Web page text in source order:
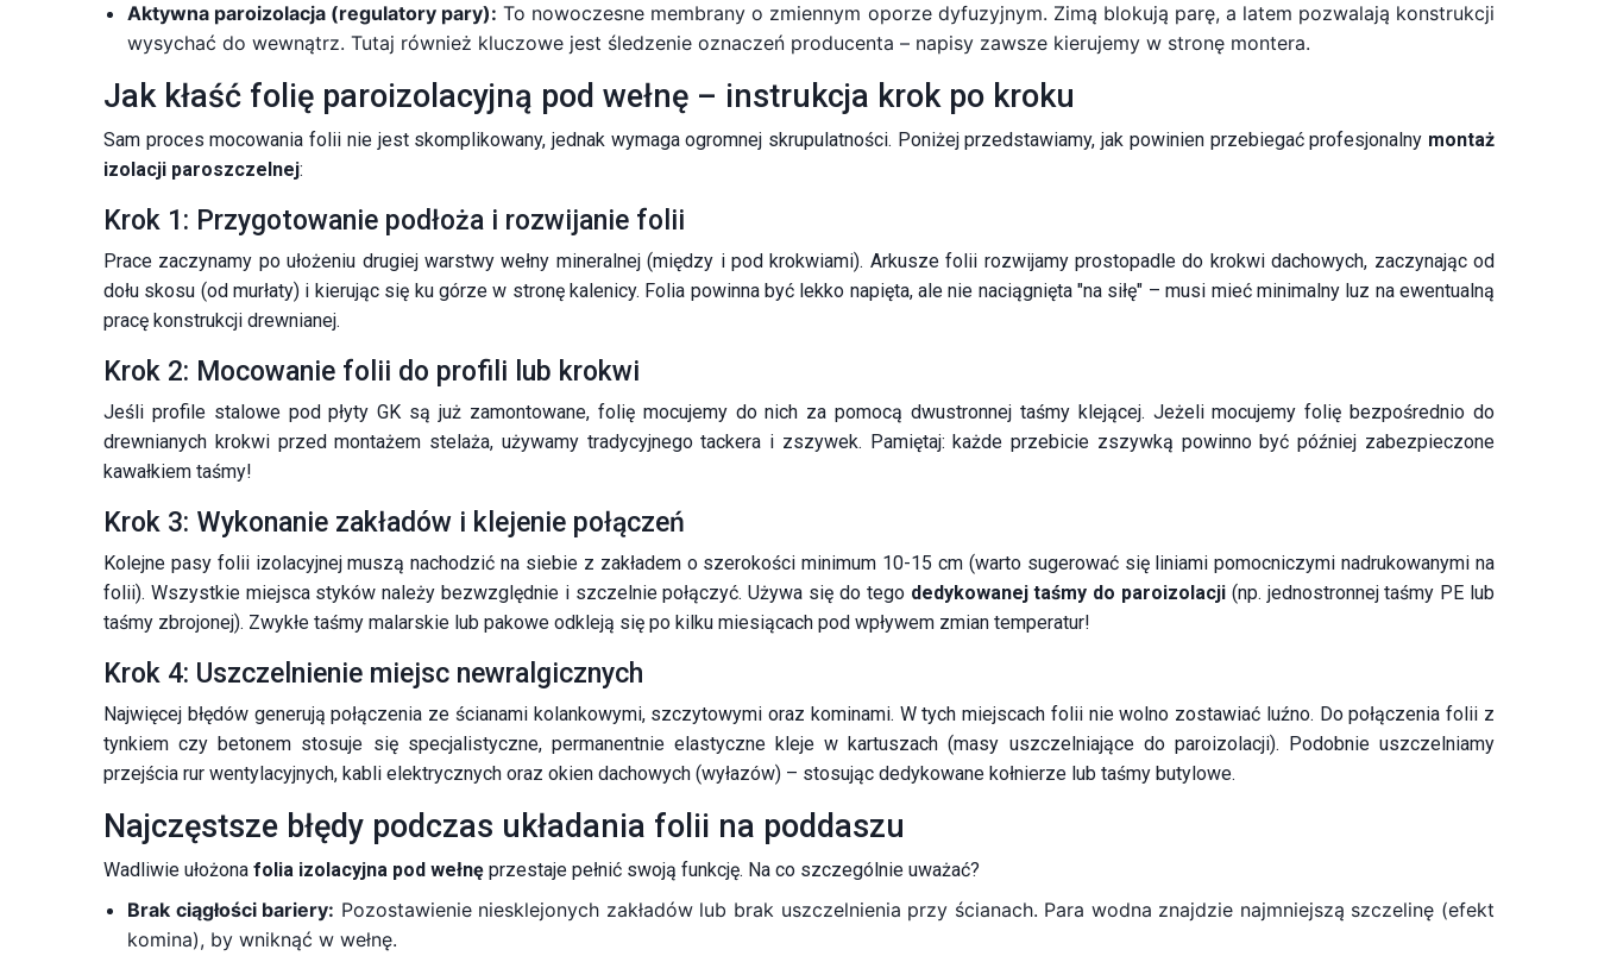
Aktywna paroizolacja (regulatory pary): To nowoczesne membrany o zmiennym oporze dyfuzyjnym. Zimą blokują parę, a latem pozwalają konstrukcji
wysychać do wewnątrz. Tutaj również kluczowe jest śledzenie oznaczeń producenta – napisy zawsze kierujemy w stronę montera.
Jak kłaść folię paroizolacyjną pod wełnę – instrukcja krok po kroku
Sam proces mocowania folii nie jest skomplikowany, jednak wymaga ogromnej skrupulatności. Poniżej przedstawiamy, jak powinien przebiegać profesjonalny montaż
izolacji paroszczelnej:
Krok 1: Przygotowanie podłoża i rozwijanie folii
Prace zaczynamy po ułożeniu drugiej warstwy wełny mineralnej (między i pod krokwiami). Arkusze folii rozwijamy prostopadle do krokwi dachowych, zaczynając od
dołu skosu (od murłaty) i kierując się ku górze w stronę kalenicy. Folia powinna być lekko napięta, ale nie naciągnięta "na siłę" – musi mieć minimalny luz na ewentualną
pracę konstrukcji drewnianej.
Krok 2: Mocowanie folii do profili lub krokwi
Jeśli profile stalowe pod płyty GK są już zamontowane, folię mocujemy do nich za pomocą dwustronnej taśmy klejącej. Jeżeli mocujemy folię bezpośrednio do
drewnianych krokwi przed montażem stelaża, używamy tradycyjnego tackera i zszywek. Pamiętaj: każde przebicie zszywką powinno być później zabezpieczone
kawałkiem taśmy!
Krok 3: Wykonanie zakładów i klejenie połączeń
Kolejne pasy folii izolacyjnej muszą nachodzić na siebie z zakładem o szerokości minimum 10-15 cm (warto sugerować się liniami pomocniczymi nadrukowanymi na
folii). Wszystkie miejsca styków należy bezwzględnie i szczelnie połączyć. Używa się do tego dedykowanej taśmy do paroizolacji(np. jednostronnej taśmy PE lub
taśmy zbrojonej). Zwykłe taśmy malarskie lub pakowe odkleją się po kilku miesiącach pod wpływem zmian temperatur!
Krok 4: Uszczelnienie miejsc newralgicznych
Najwięcej błędów generują połączenia ze ścianami kolankowymi, szczytowymi oraz kominami. W tych miejscach folii nie wolno zostawiać luźno. Do połączenia folii z
tynkiem czy betonem stosuje się specjalistyczne, permanentnie elastyczne kleje w kartuszach (masy uszczelniające do paroizolacji). Podobnie uszczelniamy
przejścia rur wentylacyjnych, kabli elektrycznych oraz okien dachowych (wyłazów) – stosując dedykowane kołnierze lub taśmy butylowe.
Najczęstsze błędy podczas układania folii na poddaszu
Wadliwie ułożona folia izolacyjna pod wełnę przestaje pełnić swoją funkcję. Na co szczególnie uważać?
Brak ciągłości bariery: Pozostawienie niesklejonych zakładów lub brak uszczelnienia przy ścianach. Para wodna znajdzie najmniejszą szczelinę (efekt
komina), by wniknąć w wełnę.